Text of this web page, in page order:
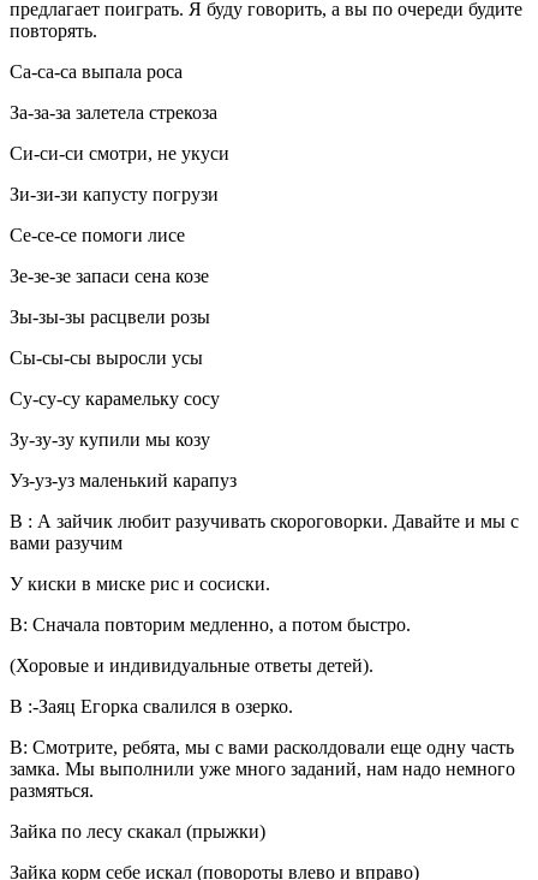
предлагает поиграть. Я буду говорить, а вы по очереди будите
повторять.
Са-са-са выпала роса
За-за-за залетела стрекоза
Си-си-си смотри, не укуси
Зи-зи-зи капусту погрузи
Се-се-се помоги лисе
Зе-зе-зе запаси сена козе
Зы-зы-зы расцвели розы
Сы-сы-сы выросли усы
Су-су-су карамельку сосу
Зу-зу-зу купили мы козу
Уз-уз-уз маленький карапуз
В : А зайчик любит разучивать скороговорки. Давайте и мы с
вами разучим
У киски в миске рис и сосиски.
В: Сначала повторим медленно, а потом быстро.
(Хоровые и индивидуальные ответы детей).
В :-Заяц Егорка свалился в озерко.
В: Смотрите, ребята, мы с вами расколдовали еще одну часть
замка. Мы выполнили уже много заданий, нам надо немного
размяться.
Зайка по лесу скакал (прыжки)
Зайка корм себе искал (повороты влево и вправо)